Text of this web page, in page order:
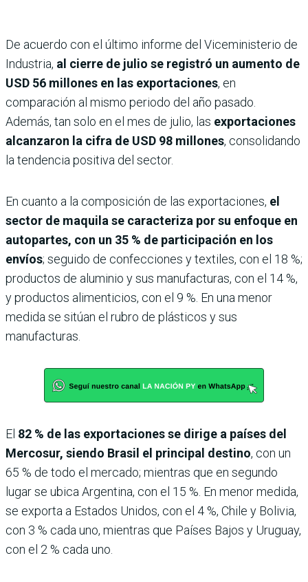
De acuerdo con el último informe del Viceministerio de
Industria, al cierre de julio se registró un aumento de
USD 56 millones en las exportaciones, en
comparación al mismo periodo del año pasado.
Además, tan solo en el mes de julio, las exportaciones
alcanzaron la cifra de USD 98 millones, consolidando
la tendencia positiva del sector.
En cuanto a la composición de las exportaciones, el
sector de maquila se caracteriza por su enfoque en
autopartes, con un 35 % de participación en los
envíos; seguido de confecciones y textiles, con el 18 %;
productos de aluminio y sus manufacturas, con el 14 %,
y productos alimenticios, con el 9 %. En una menor
medida se sitúan el rubro de plásticos y sus
manufacturas.
El 82 % de las exportaciones se dirige a países del
Mercosur, siendo Brasil el principal destino, con un
65 % de todo el mercado; mientras que en segundo
lugar se ubica Argentina, con el 15 %. En menor medida,
se exporta a Estados Unidos, con el 4 %, Chile y Bolivia,
con 3 % cada uno, mientras que Países Bajos y Uruguay,
con el 2 % cada uno.